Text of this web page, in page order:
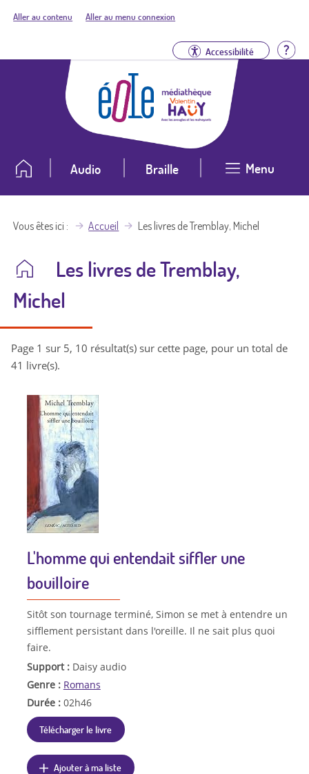
Aller au contenu Aller au menu connexion
Accessibilité
Audio Braille Menu
Vous êtes ici Accueil Les livres de Tremblay, Michel
Les livres de Tremblay,
Michel
Page 1 sur 5, 10 résultat(s) sur cette page, pour un total de
41 livre(s).
L'homme qui entendait siffler une
bouilloire
Sitôt son tournage terminé, Simon se met à entendre un
sifflement persistant dans l'oreille. Il ne sait plus quoi
faire.
Support : Daisy audio
Genre : Romans
Durée : 02h46
Télécharger le livre
Ajouter à ma liste